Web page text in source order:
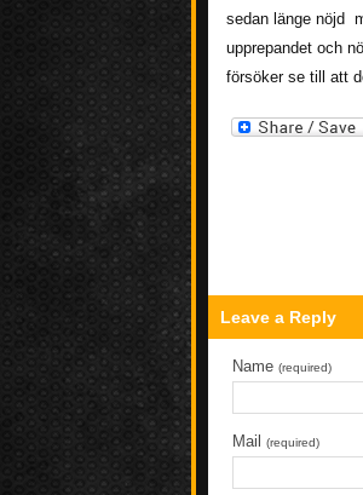
sedan länge nöjd
upprepandet och
försöker se till att
Leave a Reply
Name (required)
Mail (required)